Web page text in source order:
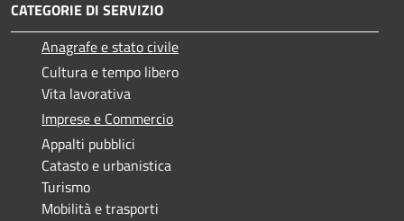
CATEGORIE DI SERVIZIO
Anagrafe e stato civile
Cultura e tempo libero
Vita lavorativa
Imprese e Commercio
Appalti pubblici
Catasto e urbanistica
Turismo
Mobilità e trasporti